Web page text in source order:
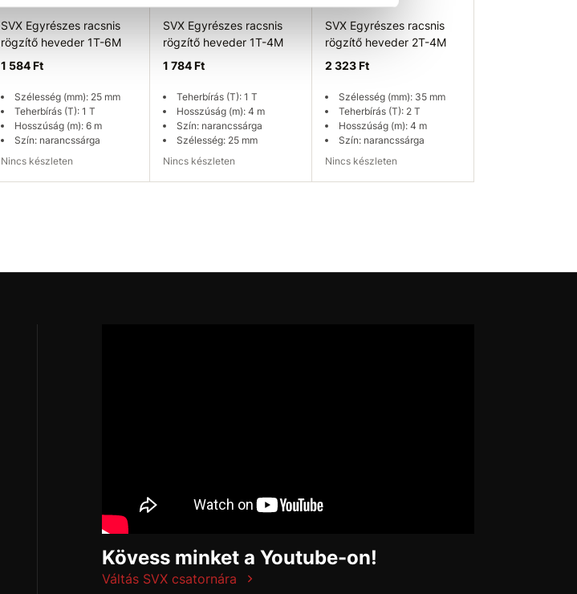
SVX Egyrészes racsnis
rögzítő heveder 1T-6M
1 584 Ft
Szélesség (mm): 25 mm
Teherbírás (T): 1 T
Hosszúság (m): 6 m
Szín: narancssárga
Nincs készleten
SVX Egyrészes racsnis
rögzítő heveder 1T-4M
1 784 Ft
Teherbírás (T): 1 T
Hosszúság (m): 4 m
Szín: narancssárga
Szélesség: 25 mm
Nincs készleten
SVX Egyrészes racsnis
rögzítő heveder 2T-4M
2 323 Ft
Szélesség (mm): 35 mm
Teherbírás (T): 2 T
Hosszúság (m): 4 m
Szín: narancssárga
Nincs készleten
Kövess minket a Youtube-on!
Váltás SVX csatornára